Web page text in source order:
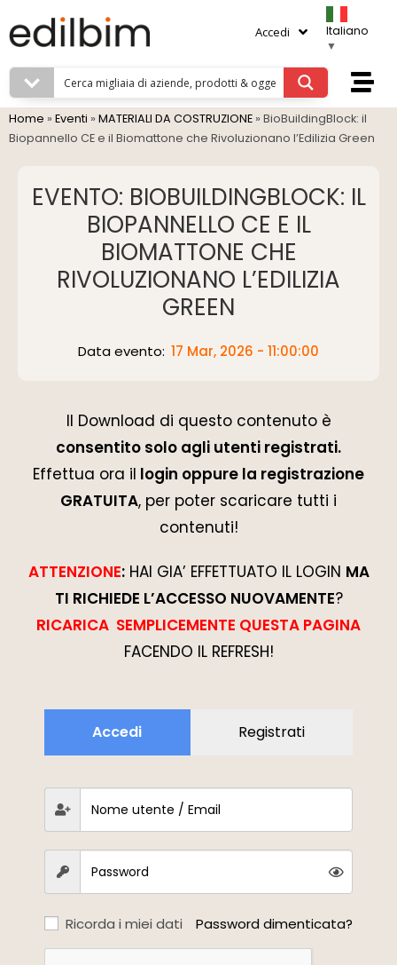
Accedi
Italiano
▼
Home » Eventi » MATERIALI DA COSTRUZIONE » BioBuildingBlock: il
Biopannello CE e il Biomattone che Rivoluzionano l’Edilizia Green
EVENTO: BIOBUILDINGBLOCK: IL
BIOPANNELLO CE E IL
BIOMATTONE CHE
RIVOLUZIONANO L’EDILIZIA
GREEN
Data evento: 17 Mar, 2026 - 11:00:00
Il Download di questo contenuto è
consentito solo agli utenti registrati.
Effettua ora il login oppure la registrazione
GRATUITA, per poter scaricare tutti i
contenuti!
ATTENZIONE:HAI GIA’ EFFETTUATO IL LOGIN MA
TI RICHIEDE L’ACCESSO NUOVAMENTE?
RICARICA SEMPLICEMENTE QUESTA PAGINA
FACENDO IL REFRESH!
Accedi Registrati
Ricorda i miei dati Password dimenticata?